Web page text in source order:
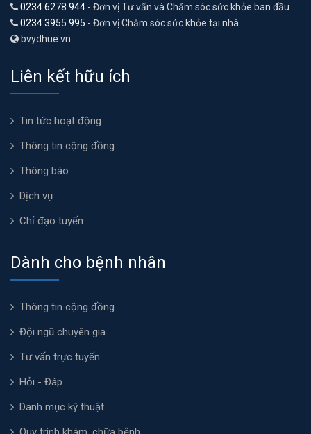
0234 6278 944 - Đơn vị Tư vấn và Chăm sóc sức khỏe ban đầu
0234 3955 995 - Đơn vị Chăm sóc sức khỏe tại nhà
bvydhue.vn
Liên kết hữu ích
Tin tức hoạt động
Thông tin cộng đồng
Thông báo
Dịch vụ
Chỉ đạo tuyến
Dành cho bệnh nhân
Thông tin cộng đồng
Đội ngũ chuyên gia
Tư vấn trực tuyến
Hỏi - Đáp
Danh mục kỹ thuật